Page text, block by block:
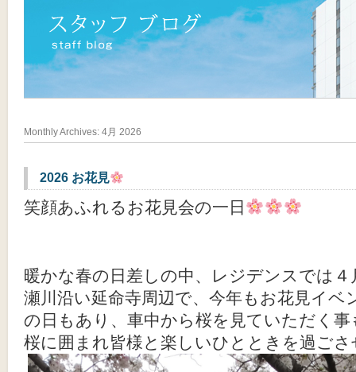
Monthly Archives: 4月 2026
2026 お花見
笑顔あふれるお花見会の一日
暖かな春の日差しの中、レジデンスでは４
瀬川沿い延命寺周辺で、今年もお花見イベ
の日もあり、車中から桜を見ていただく
桜に囲まれ皆様と楽しいひとときを過ご